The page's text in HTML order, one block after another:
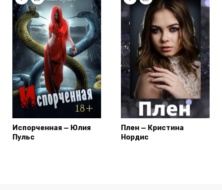
Испорченная — Юлия
Пульс
Плен — Кристина
Нордис